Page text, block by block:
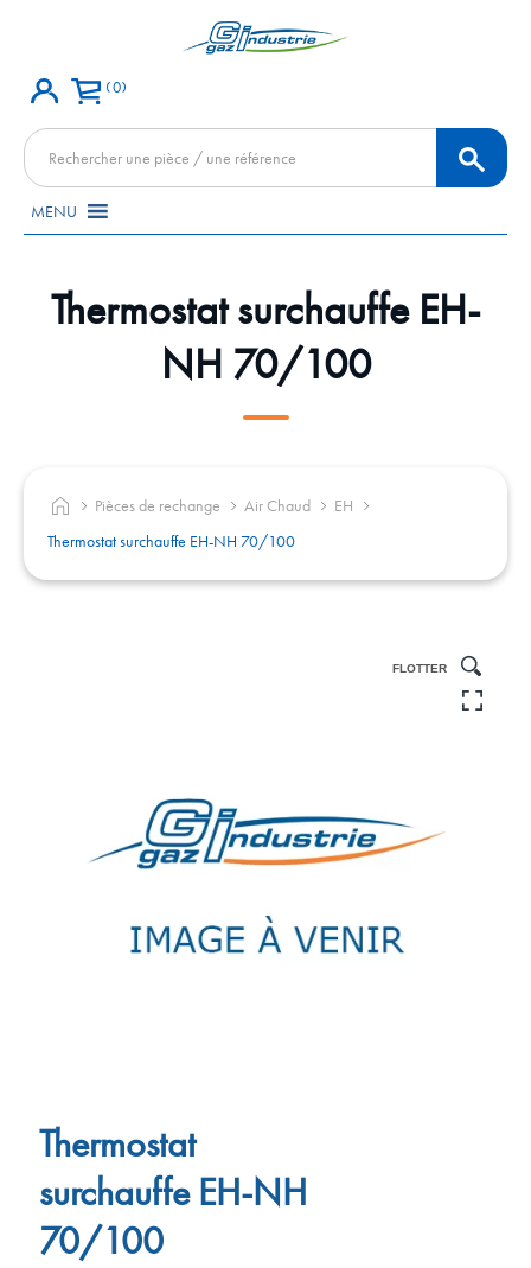
0
Recherche
de
produits
MENU
Thermostat surchauffe EH-
NH 70/100
Pièces de rechange Air Chaud
EH
Thermostat surchauffe EH-NH 70/100
FLOTTER
Thermostat
surchauffe EH-NH
70/100